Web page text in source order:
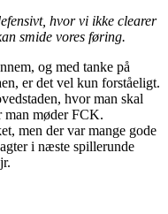
hvor vi ikke clearer
smide vores føring.
og med tanke på
er det vel kun forståeligt.
hvor man skal
man møder FCK.
men der var mange gode
i næste spillerunde